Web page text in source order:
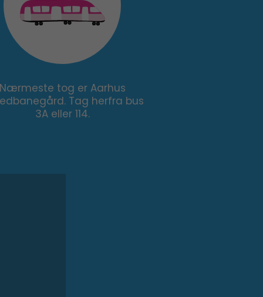
Nærmeste tog er Aarhus
Tag herfra bus
3A eller 114.